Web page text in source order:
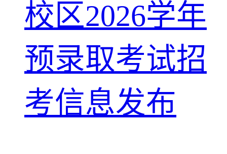
校区2026学年
预录取考试招
考信息发布